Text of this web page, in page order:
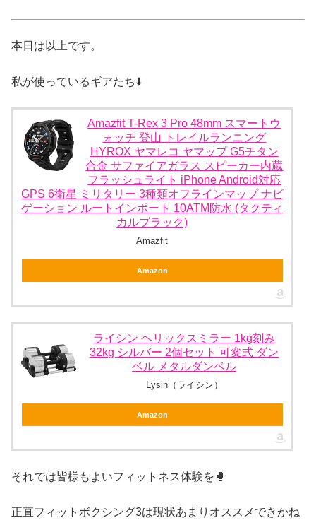
本日は以上です。
私が使っているギアたち⬇️
Amazfit T-Rex 3 Pro 48mm スマートウ
ォッチ 登山 トレイルランニング
HYROX ヤマレコ ヤマップ G5チタン
合金 サファイアガラス スピーカー内蔵
フラッシュライト iPhone Android対応
GPS 6衛星 ミリタリー 3種類オフラインマップ ナビ
ゲーション ルートインポート 10ATM防水 (タクティ
カルブラック)
Amazfit
Amazon
ライシン ヘリックスミラー 1kg刻み
32kg シルバー 2個セット 可変式 ダン
ベル メタルダンベル
Lysin（ライシン）
Amazon
それでは皆様もよいフィットネス体験を🥊
正直フィットボクシング3は現状あまりオススメできかね